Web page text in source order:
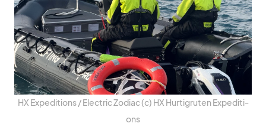
HX Ex­pe­di­ti­ons /​ Elec­tric Zo­diac (c) HX Hur­tig­ru­ten Ex­pe­di­ti­
ons